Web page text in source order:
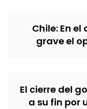
Chile: En
grave el
El cierre del
a su fin por